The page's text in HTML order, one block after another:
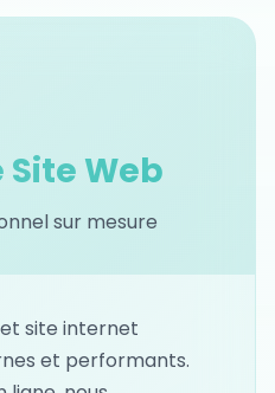
Web
sur mesure
site internet
et performants.